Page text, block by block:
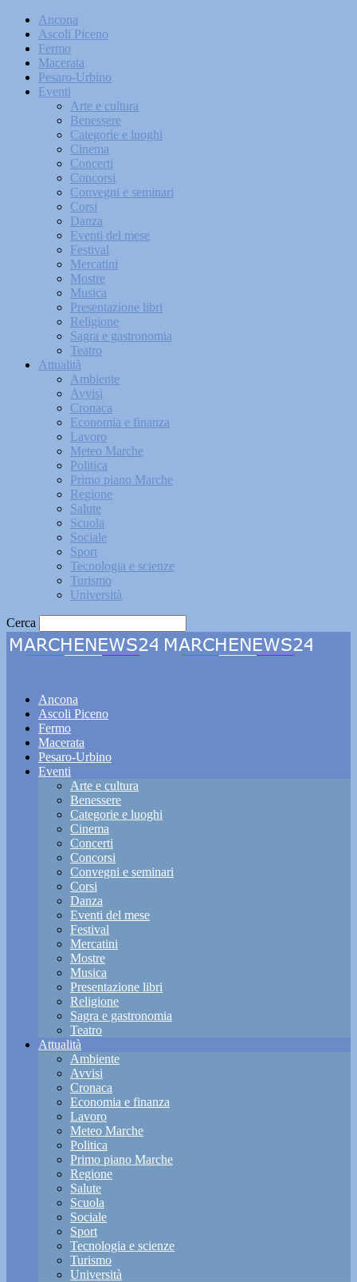
Ancona
Ascoli Piceno
Fermo
Macerata
Pesaro-Urbino
Eventi
Arte e cultura
Benessere
Categorie e luoghi
Cinema
Concerti
Concorsi
Convegni e seminari
Corsi
Danza
Eventi del mese
Festival
Mercatini
Mostre
Musica
Presentazione libri
Religione
Sagra e gastronomia
Teatro
Attualità
Ambiente
Avvisi
Cronaca
Economia e finanza
Lavoro
Meteo Marche
Politica
Primo piano Marche
Regione
Salute
Scuola
Sociale
Sport
Tecnologia e scienze
Turismo
Università
Cerca
Ancona
Ascoli Piceno
Fermo
Macerata
Pesaro-Urbino
Eventi
Arte e cultura
Benessere
Categorie e luoghi
Cinema
Concerti
Concorsi
Convegni e seminari
Corsi
Danza
Eventi del mese
Festival
Mercatini
Mostre
Musica
Presentazione libri
Religione
Sagra e gastronomia
Teatro
Attualità
Ambiente
Avvisi
Cronaca
Economia e finanza
Lavoro
Meteo Marche
Politica
Primo piano Marche
Regione
Salute
Scuola
Sociale
Sport
Tecnologia e scienze
Turismo
Università